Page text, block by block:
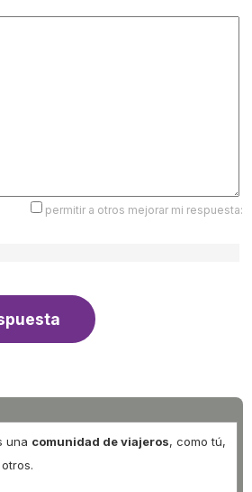
permitir a otros mejorar mi respuesta:
una comunidad de viajeros, como tú,